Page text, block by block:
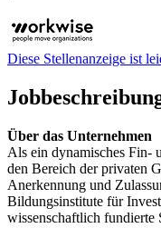
Diese Stellenanzeige ist
Über das Unternehmen
Als ein dynamisches Fin-
den Bereich der privaten
Anerkennung und
Bildungsinstitute für
wissenschaftlich fundierte